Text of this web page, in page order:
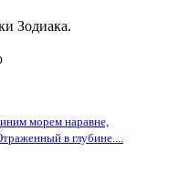
Зодиака.
морем наравне,
в глубине....